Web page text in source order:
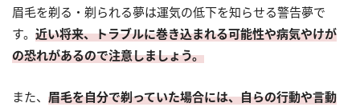
眉毛を剃る・剃られる夢は運気の低下を知らせる警告夢で
す。 近い将来、トラブルに巻き込まれる可能性や病気やけが
の恐れがあるので注意しましょう。
また、 眉毛を自分で剃っていた場合には、自らの行動や言動